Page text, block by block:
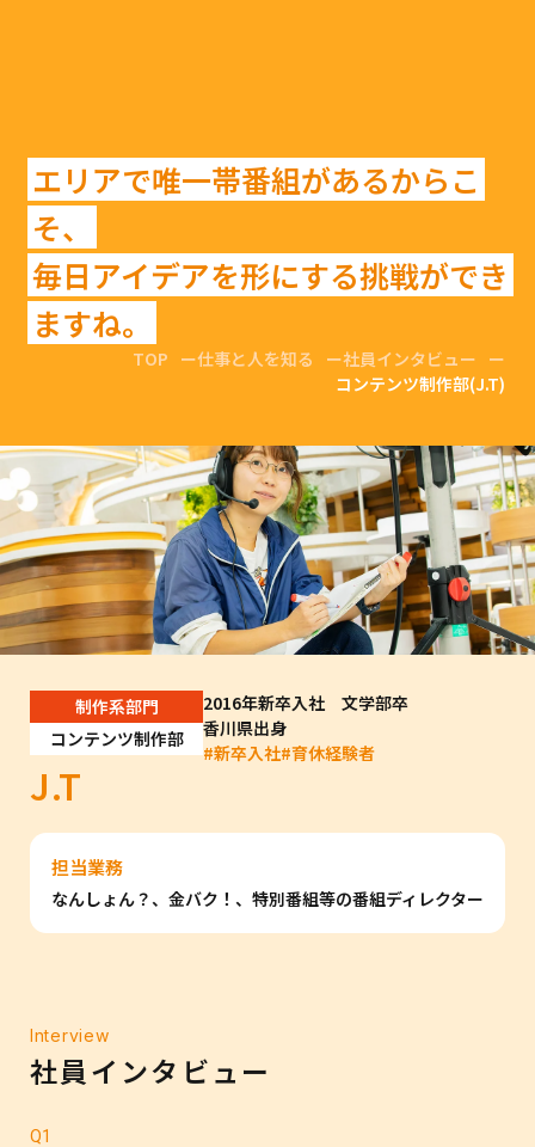
エリアで唯一帯番組があるからこ
そ、
毎日アイデアを形にする挑戦ができ
ますね。
TOP 仕事と人を知る
社員インタビュー
コンテンツ制作部(J.T)
制作系部門
コンテンツ制作部
J.T
2016年新卒入社 文学部卒
香川県出身
#新卒入社#育休経験者
担当業務
なんしょん？、金バク！、特別番組等の番組ディレクター
Interview
社員インタビュー
Q1